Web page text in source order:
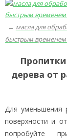
← масла для
быстрым
дерева от
Для уменьшения
поверхности и
попробуйте